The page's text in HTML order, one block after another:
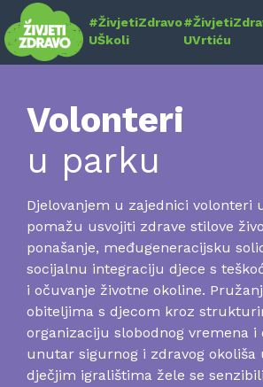
Skip
to
content
#ŽivjetiZdravo
UŠkoli
UVrtiću
Volonteri
u parku
Djelovanjem u zajednici volonteri
pomažu usvojiti zdrave stilove
ponašanje, međugeneracijsku
socijalnu integraciju djece s
i očuvanje životne okoline.
obiteljima s djecom kroz
organizaciju slobodnog vremena i
unutar sigurnog i zdravog okoliša
dječjim igralištima žele se